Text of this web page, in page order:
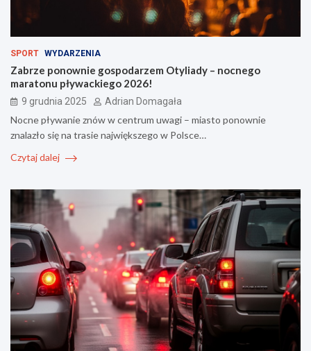
SPORT WYDARZENIA
Zabrze ponownie gospodarzem Otyliady – nocnego
maratonu pływackiego 2026!
9 grudnia 2025 Adrian Domagała
Nocne pływanie znów w centrum uwagi – miasto ponownie
znalazło się na trasie największego w Polsce…
Czytaj dalej